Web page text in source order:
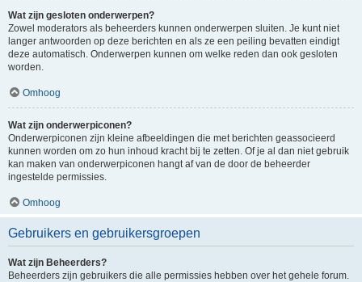
Wat zijn gesloten onderwerpen?
Zowel moderators als beheerders kunnen onderwerpen sluiten. Je kunt niet
langer antwoorden op deze berichten en als ze een peiling bevatten eindigt
deze automatisch. Onderwerpen kunnen om welke reden dan ook gesloten
worden.
Omhoog
Wat zijn onderwerpiconen?
Onderwerpiconen zijn kleine afbeeldingen die met berichten geassocieerd
kunnen worden om zo hun inhoud kracht bij te zetten. Of je al dan niet gebruik
kan maken van onderwerpiconen hangt af van de door de beheerder
ingestelde permissies.
Omhoog
Gebruikers en gebruikersgroepen
Wat zijn Beheerders?
Beheerders zijn gebruikers die alle permissies hebben over het gehele forum.